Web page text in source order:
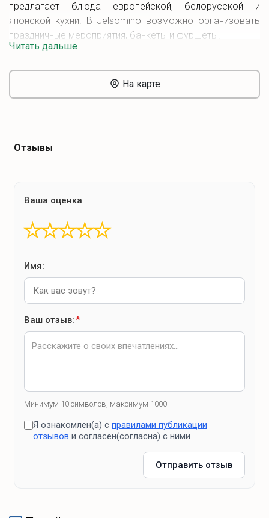
предлагает блюда европейской, белорусской и
японской кухни. В Jelsomino возможно организовать
праздничные мероприятия, банкеты и фуршеты.
Читать дальше
На карте
Отзывы
Ваша оценка
★
★
★
★
★
Имя:
Ваш отзыв:*
Минимум 10 символов, максимум 1000
Я ознакомлен(а) с правилами публикации
отзывов и согласен(согласна) с ними
Отправить отзыв